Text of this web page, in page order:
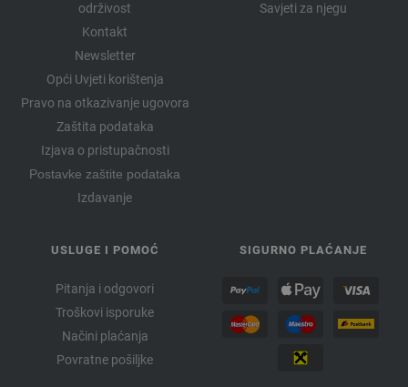
održivost
Kontakt
Newsletter
Opći Uvjeti korištenja
Pravo na otkazivanje ugovora
Zaštita podataka
Izjava o pristupačnosti
Postavke zaštite podataka
Izdavanje
Savjeti za njegu
USLUGE I POMOĆ
Pitanja i odgovori
Troškovi isporuke
Načini plaćanja
Povratne pošiljke
SIGURNO PLAĆANJE